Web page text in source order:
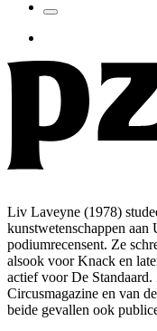
Liv Laveyne (1978)
kunstwetenschappen aan
podiumrecensent. Ze
alsook voor Knack en
actief voor De
Circusmagazine en van
beide gevallen ook